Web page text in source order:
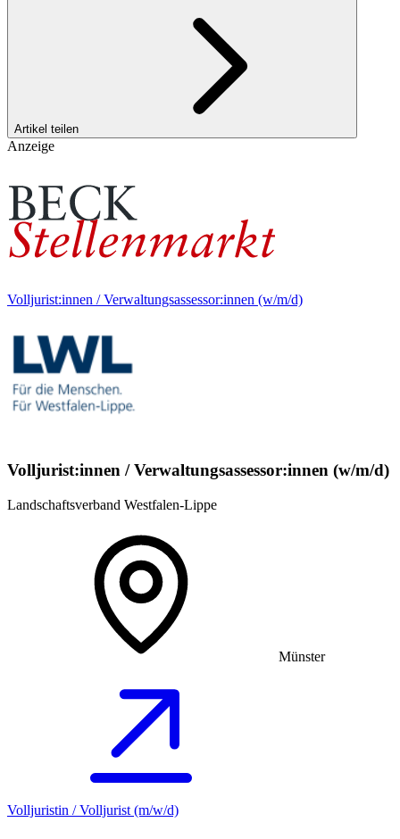
Artikel teilen
Anzeige
Volljurist:innen / Verwaltungsassessor:innen (w/m/d)
Volljurist:innen / Verwaltungsassessor:innen (w/m/d)
Landschaftsverband Westfalen-Lippe
Münster
Volljuristin / Volljurist (m/w/d)